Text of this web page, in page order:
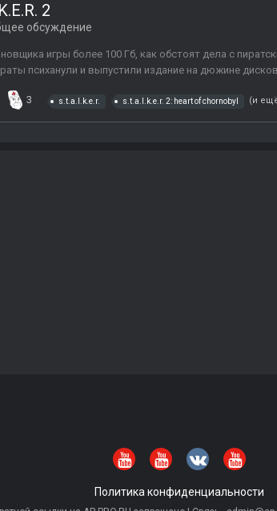
2
обсуждение
игры более 100 Гб, как обстоят дела с
психанули и выпустили издание на дюжине
3 s.t.a.l.k.e.r. s.t.a.l.k.e.r. 2: heart of chornobyl (и
Политика конфиденциальности